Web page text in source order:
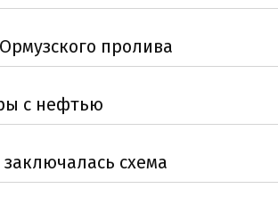
пролива
с нефтью
схема